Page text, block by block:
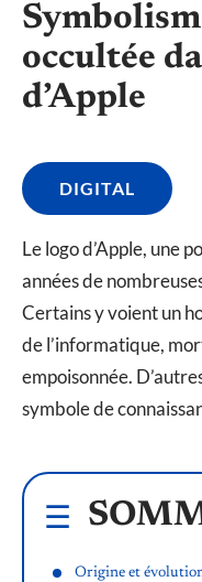
occultée
d’Apple
DIGITAL
Le logo d’Apple, une
années de
Certains y voient un
de l’informatique,
empoisonnée.
symbole de
Origine et